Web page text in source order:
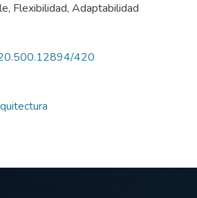
, Flexibilidad, Adaptabilidad
420